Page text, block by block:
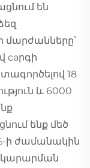
են
մարժանները՝
caրգի
18
և 6000
ենք մեծ
ի ժամանակին